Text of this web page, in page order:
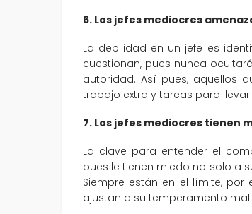
6. Los jefes mediocres
La debilidad en un jefe es
cuestionan, pues nunca
autoridad. Así pues, aquellos
trabajo extra y tareas para
7. Los jefes mediocres tienen
La clave para entender el
pues le tienen miedo no solo a
Siempre están en el límite,
ajustan a su temperamento